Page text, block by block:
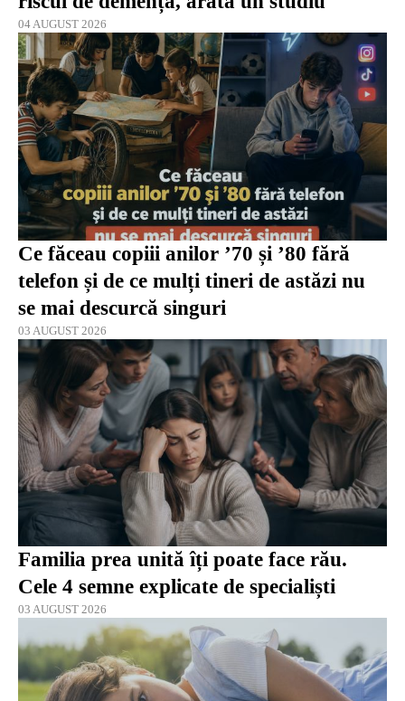
04 AUGUST 2026
Ce făceau copiii anilor ’70 și ’80 fără
telefon și de ce mulți tineri de astăzi nu
se mai descurcă singuri
03 AUGUST 2026
Familia prea unită îți poate face rău.
Cele 4 semne explicate de specialiști
03 AUGUST 2026